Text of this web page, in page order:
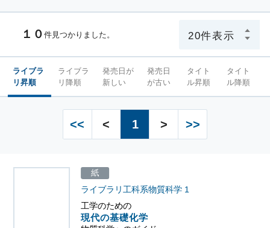
１０ 件見つかりました。
ライブラ
リ昇順
ライブラ
リ降順
発売日が
新しい
発売日
が古い
タイト
ル昇順
タイト
ル降順
<< < 1 > >>
工学のための
現代の基礎化学
ライブラリ工科系物質科学 1
紙